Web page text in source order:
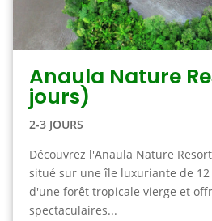
Anaula Nature
jours)
2-3 JOURS
Découvrez l'Anaula Nature
situé sur une île luxuriante de
d'une forêt tropicale vierge et
spectaculaires...